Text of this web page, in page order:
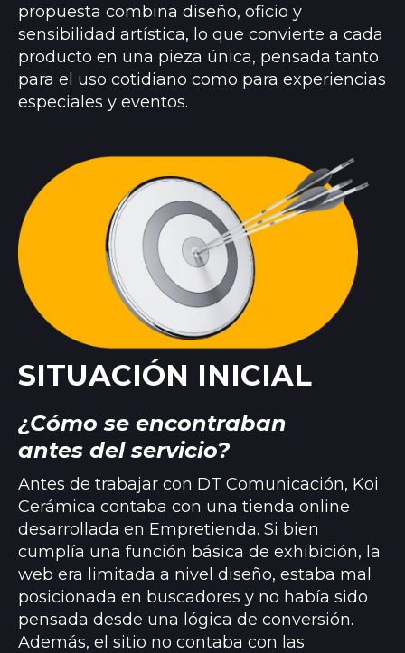
propuesta combina diseño, oficio y
sensibilidad artística, lo que convierte a cada
producto en una pieza única, pensada tanto
para el uso cotidiano como para experiencias
especiales y eventos.
SITUACIÓN INICIAL
¿Cómo se encontraban
antes del servicio?
Antes de trabajar con DT Comunicación, Koi
Cerámica contaba con una tienda online
desarrollada en Empretienda. Si bien
cumplía una función básica de exhibición, la
web era limitada a nivel diseño, estaba mal
posicionada en buscadores y no había sido
pensada desde una lógica de conversión.
Además, el sitio no contaba con las